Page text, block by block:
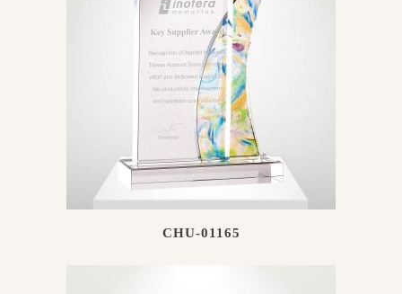
CHU-01165